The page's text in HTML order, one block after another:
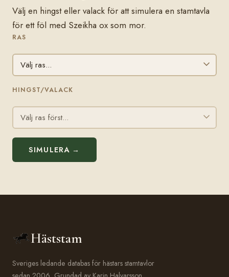
Välj en hingst eller valack för att simulera en stamtavla
för ett föl med Szeikha ox som mor.
RAS
HINGST/VALACK
SIMULERA →
Häststam
Sveriges ledande databas för hästars stamtavlor